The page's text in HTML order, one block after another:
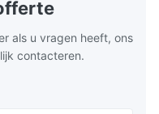
Ideal
als u vragen heeft, ons
contacteren.